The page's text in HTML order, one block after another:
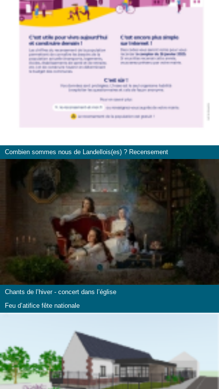
Combien sommes nous de Landellois(es) ? Recensement
Chants de l’hiver - concert dans l’église
Feu d’atifice fête nationale